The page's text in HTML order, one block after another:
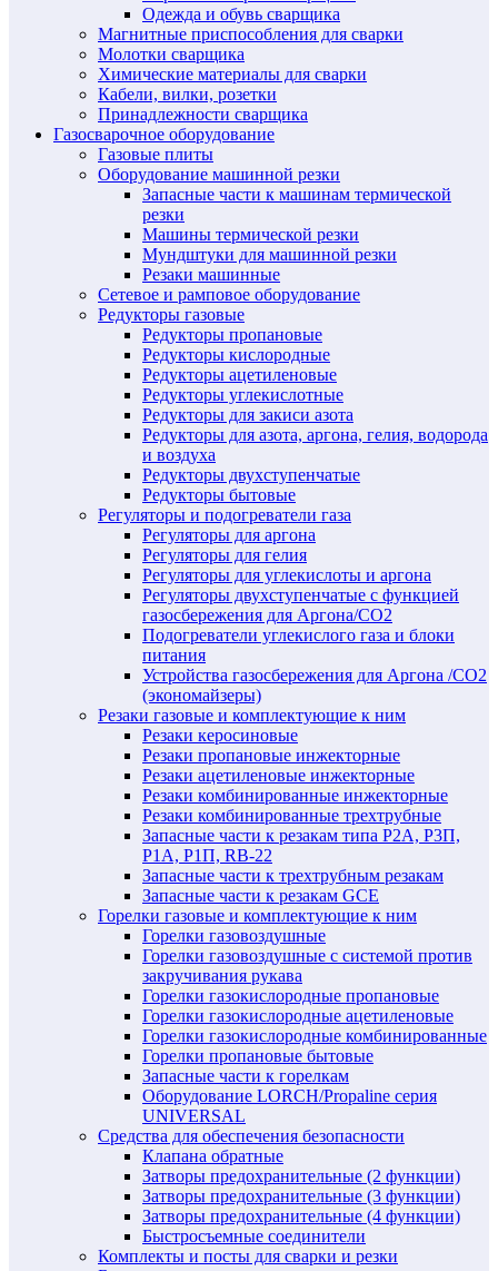
Одежда и обувь сварщика
Магнитные приспособления для сварки
Молотки сварщика
Химические материалы для сварки
Кабели, вилки, розетки
Принадлежности сварщика
Газосварочное оборудование
Газовые плиты
Оборудование машинной резки
Запасные части к машинам термической
резки
Машины термической резки
Мундштуки для машинной резки
Резаки машинные
Сетевое и рамповое оборудование
Редукторы газовые
Редукторы пропановые
Редукторы кислородные
Редукторы ацетиленовые
Редукторы углекислотные
Редукторы для закиси азота
Редукторы для азота, аргона, гелия, водорода
и воздуха
Редукторы двухступенчатые
Редукторы бытовые
Регуляторы и подогреватели газа
Регуляторы для аргона
Регуляторы для гелия
Регуляторы для углекислоты и аргона
Регуляторы двухступенчатые c функцией
газосбережения для Аргона/СО2
Подогреватели углекислого газа и блоки
питания
Устройства газосбережения для Аргона /СО2
(экономайзеры)
Резаки газовые и комплектующие к ним
Резаки керосиновые
Резаки пропановые инжекторные
Резаки ацетиленовые инжекторные
Резаки комбинированные инжекторные
Резаки комбинированные трехтрубные
Запасные части к резакам типа Р2А, Р3П,
Р1А, Р1П, RB-22
Запасные части к трехтрубным резакам
Запасные части к резакам GCE
Горелки газовые и комплектующие к ним
Горелки газовоздушные
Горелки газовоздушные с системой против
закручивания рукава
Горелки газокислородные пропановые
Горелки газокислородные ацетиленовые
Горелки газокислородные комбинированные
Горелки пропановые бытовые
Запасные части к горелкам
Оборудование LORCH/Propaline серия
UNIVERSAL
Средства для обеспечения безопасности
Клапана обратные
Затворы предохранительные (2 функции)
Затворы предохранительные (3 функции)
Затворы предохранительные (4 функции)
Быстросъемные соединители
Комплекты и посты для сварки и резки